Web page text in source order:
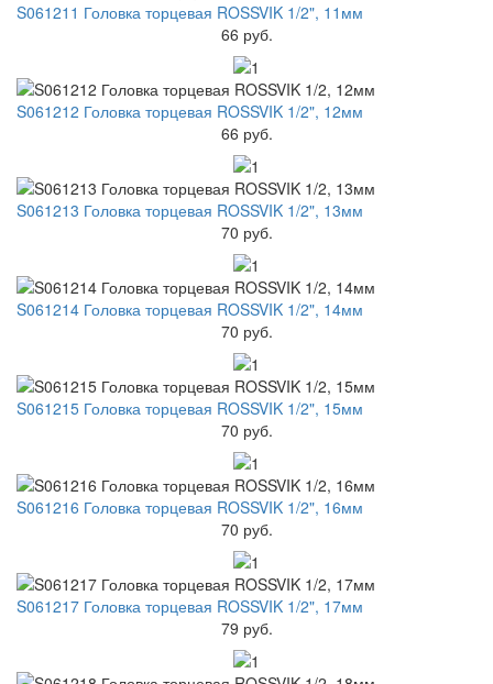
S061211 Головка торцевая ROSSVIK 1/2", 11мм
66 руб.
S061212 Головка торцевая ROSSVIK 1/2", 12мм
66 руб.
S061213 Головка торцевая ROSSVIK 1/2", 13мм
70 руб.
S061214 Головка торцевая ROSSVIK 1/2", 14мм
70 руб.
S061215 Головка торцевая ROSSVIK 1/2", 15мм
70 руб.
S061216 Головка торцевая ROSSVIK 1/2", 16мм
70 руб.
S061217 Головка торцевая ROSSVIK 1/2", 17мм
79 руб.